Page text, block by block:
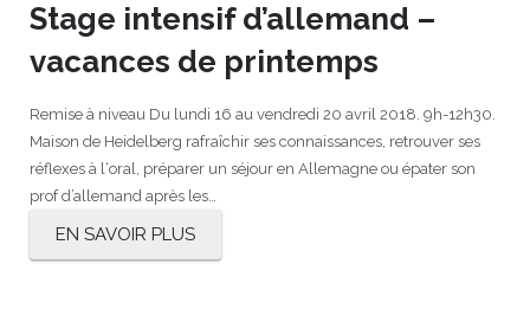
Stage intensif d’allemand –
vacances de printemps
Remise à niveau Du lundi 16 au vendredi 20 avril 2018. 9h-12h30.
Maison de Heidelberg rafraîchir ses connaissances, retrouver ses
réflexes à l‘oral, préparer un séjour en Allemagne ou épater son
prof d’allemand après les…
EN SAVOIR PLUS